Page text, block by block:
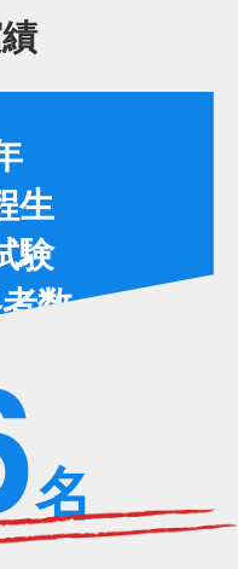
生
験
数
名